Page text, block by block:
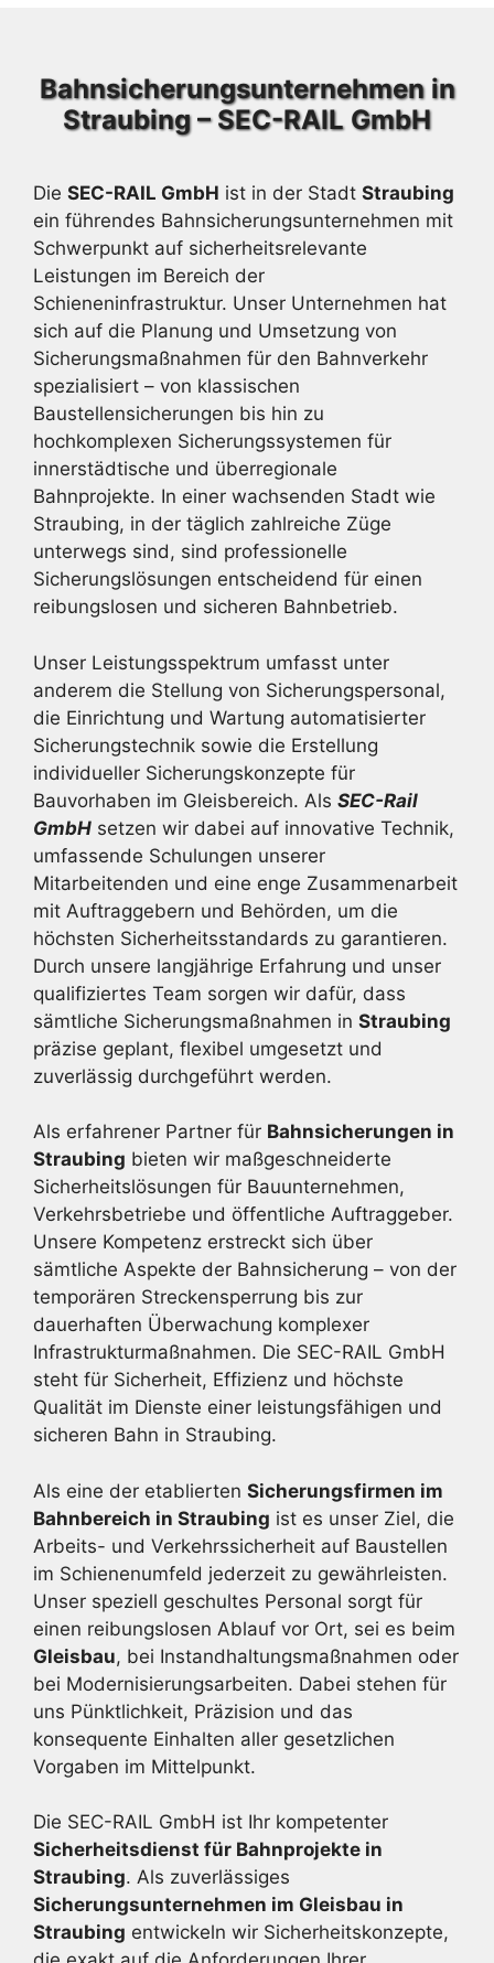
Bahnsicherungsunternehmen in
Straubing – SEC-RAIL GmbH
Die SEC-RAIL GmbH ist in der Stadt Straubing
ein führendes Bahnsicherungsunternehmen mit
Schwerpunkt auf sicherheitsrelevante
Leistungen im Bereich der
Schieneninfrastruktur. Unser Unternehmen hat
sich auf die Planung und Umsetzung von
Sicherungsmaßnahmen für den Bahnverkehr
spezialisiert – von klassischen
Baustellensicherungen bis hin zu
hochkomplexen Sicherungssystemen für
innerstädtische und überregionale
Bahnprojekte. In einer wachsenden Stadt wie
Straubing, in der täglich zahlreiche Züge
unterwegs sind, sind professionelle
Sicherungslösungen entscheidend für einen
reibungslosen und sicheren Bahnbetrieb.
Unser Leistungsspektrum umfasst unter
anderem die Stellung von Sicherungspersonal,
die Einrichtung und Wartung automatisierter
Sicherungstechnik sowie die Erstellung
individueller Sicherungskonzepte für
Bauvorhaben im Gleisbereich. Als SEC-Rail
GmbH setzen wir dabei auf innovative Technik,
umfassende Schulungen unserer
Mitarbeitenden und eine enge Zusammenarbeit
mit Auftraggebern und Behörden, um die
höchsten Sicherheitsstandards zu garantieren.
Durch unsere langjährige Erfahrung und unser
qualifiziertes Team sorgen wir dafür, dass
sämtliche Sicherungsmaßnahmen in Straubing
präzise geplant, flexibel umgesetzt und
zuverlässig durchgeführt werden.
Als erfahrener Partner für Bahnsicherungen in
Straubing bieten wir maßgeschneiderte
Sicherheitslösungen für Bauunternehmen,
Verkehrsbetriebe und öffentliche Auftraggeber.
Unsere Kompetenz erstreckt sich über
sämtliche Aspekte der Bahnsicherung – von der
temporären Streckensperrung bis zur
dauerhaften Überwachung komplexer
Infrastrukturmaßnahmen. Die SEC-RAIL GmbH
steht für Sicherheit, Effizienz und höchste
Qualität im Dienste einer leistungsfähigen und
sicheren Bahn in Straubing.
Als eine der etablierten Sicherungsfirmen im
Bahnbereich in Straubing ist es unser Ziel, die
Arbeits- und Verkehrssicherheit auf Baustellen
im Schienenumfeld jederzeit zu gewährleisten.
Unser speziell geschultes Personal sorgt für
einen reibungslosen Ablauf vor Ort, sei es beim
Gleisbau, bei Instandhaltungsmaßnahmen oder
bei Modernisierungsarbeiten. Dabei stehen für
uns Pünktlichkeit, Präzision und das
konsequente Einhalten aller gesetzlichen
Vorgaben im Mittelpunkt.
Die SEC-RAIL GmbH ist Ihr kompetenter
Sicherheitsdienst für Bahnprojekte in
Straubing. Als zuverlässiges
Sicherungsunternehmen im Gleisbau in
Straubing entwickeln wir Sicherheitskonzepte,